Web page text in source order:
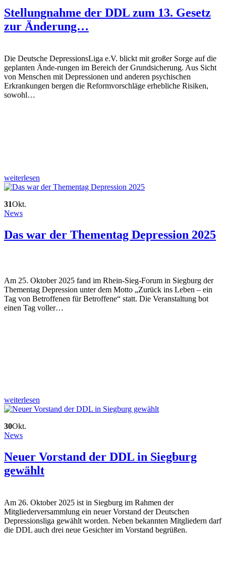
Stellungnahme der DDL zum 13. Gesetz
zur Änderung…
Die Deutsche DepressionsLiga e.V. blickt mit großer Sorge auf die
geplanten Ände-rungen im Bereich der Grundsicherung. Aus Sicht
von Menschen mit Depressionen und anderen psychischen
Erkrankungen bergen die Reformvorschläge erhebliche Risiken,
sowohl…
weiterlesen
31Okt.
News
Das war der Thementag Depression 2025
Am 25. Oktober 2025 fand im Rhein-Sieg-Forum in Siegburg der
Thementag Depression unter dem Motto „Zurück ins Leben – ein
Tag von Betroffenen für Betroffene“ statt. Die Veranstaltung bot
einen Tag voller…
weiterlesen
30Okt.
News
Neuer Vorstand der DDL in Siegburg
gewählt
Am 26. Oktober 2025 ist in Siegburg im Rahmen der
Mitgliederversammlung ein neuer Vorstand der Deutschen
Depressionsliga gewählt worden. Neben bekannten Mitgliedern darf
die DDL auch drei neue Gesichter im Vorstand begrüßen.